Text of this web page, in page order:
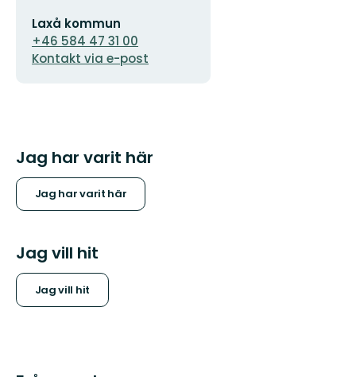
postadress
Laxå kommun
+46 584 47 31 00
Kontakt via e-post
Jag har varit här
Jag har varit här
Jag vill hit
Jag vill hit